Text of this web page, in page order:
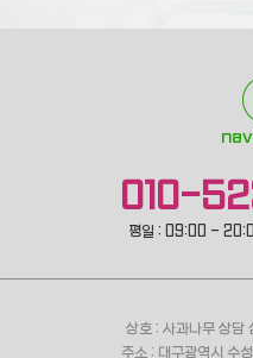
010-
평일 : 09:00 -
상호 : 사과나무 상담
주소 : 대구광역시 수